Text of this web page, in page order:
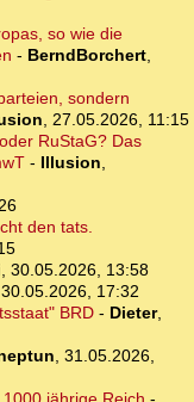
so wie die
- BerndBorchert,
sondern
, 27.05.2026, 11:15
RuStaG? Das
- Illusion,
den tats.
, 30.05.2026, 13:58
30.05.2026, 17:32
BRD- Dieter,
, 31.05.2026,